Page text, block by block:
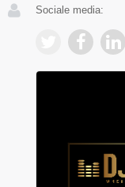
Sociale media: